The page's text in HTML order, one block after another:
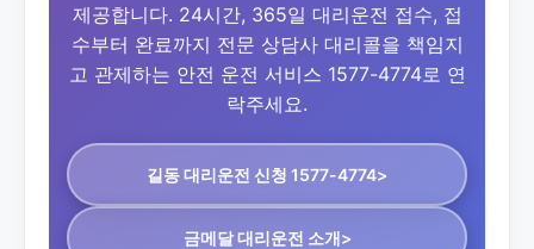
제공합니다. 24시간, 365일 대리운전 접수, 접
수부터 완료까지 전문 상담사 대리콜을 책임지
고 관제하는 안전 운전 서비스 1577-4774로 연
락주세요.
길동 대리운전 신청 1577-4774>
금메달 대리운전 소개>